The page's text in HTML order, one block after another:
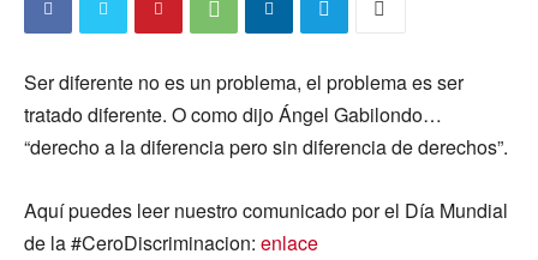
Ser diferente no es un problema, el problema es ser
tratado diferente. O como dijo Ángel Gabilondo…
“derecho a la diferencia pero sin diferencia de derechos”.
Aquí puedes leer nuestro comunicado por el Día Mundial
de la ‪#‎CeroDiscriminacion‬: enlace